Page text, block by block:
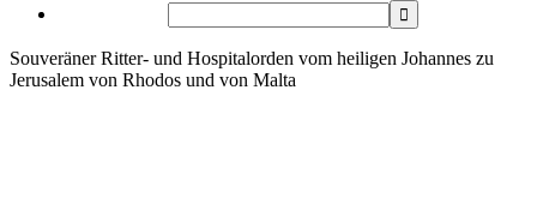
Souveräner Ritter- und Hospitalorden vom heiligen Johannes zu
Jerusalem von Rhodos und von Malta